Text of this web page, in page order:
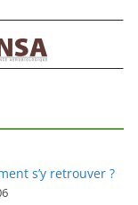
s’y retrouver ?